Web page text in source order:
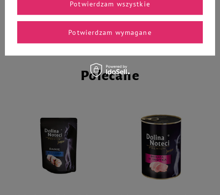
Polecane
Potwierdzam wymagane
Potwierdzam wszystkie